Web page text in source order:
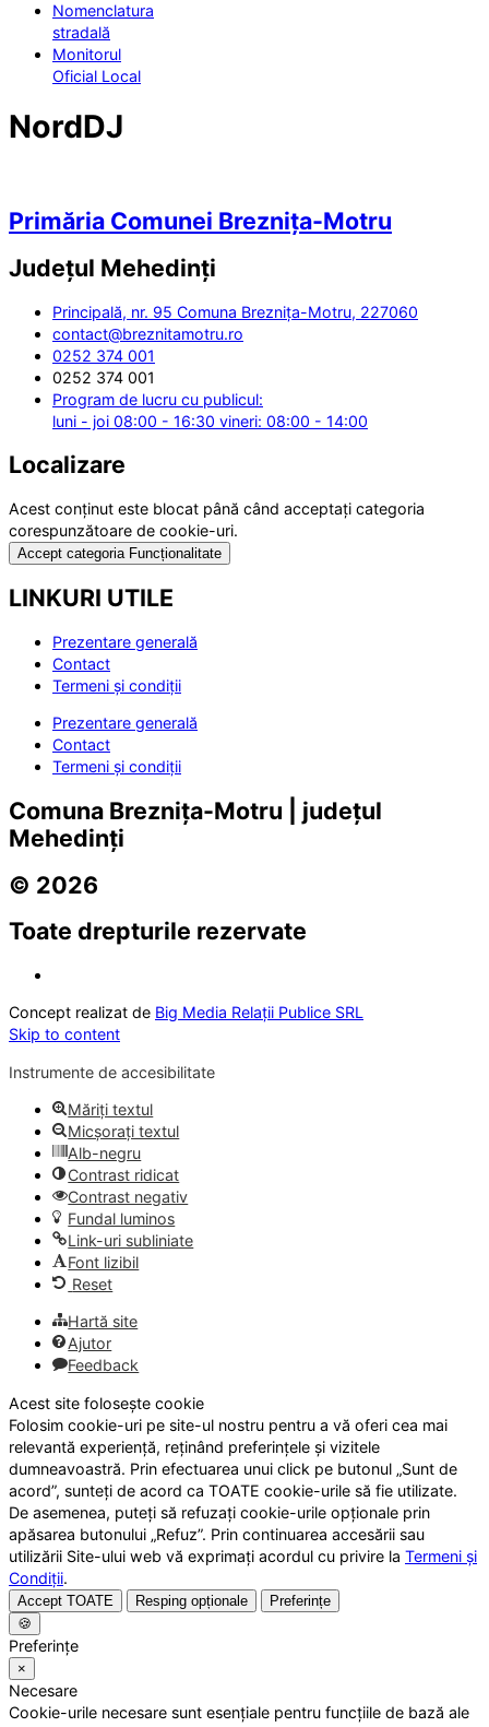
Nomenclatura
stradală
Monitorul
Oficial Local
NordDJ
Primăria Comunei Breznița-Motru
Județul Mehedinți
Principală, nr. 95 Comuna Breznița-Motru, 227060
contact@breznitamotru.ro
0252 374 001
0252 374 001
Program de lucru cu publicul:
luni - joi 08:00 - 16:30 vineri: 08:00 - 14:00
Localizare
Acest conținut este blocat până când acceptați categoria
corespunzătoare de cookie-uri.
Accept categoria Funcționalitate
LINKURI UTILE
Prezentare generală
Contact
Termeni și condiții
Prezentare generală
Contact
Termeni și condiții
Comuna Breznița-Motru | județul
Mehedinți
© 2026
Toate drepturile rezervate
Concept realizat de Big Media Relații Publice SRL
Skip to content
Instrumente de accesibilitate
Măriți textul
Micșorați textul
Alb-negru
Contrast ridicat
Contrast negativ
Fundal luminos
Link-uri subliniate
Font lizibil
Reset
Hartă site
Ajutor
Feedback
Acest site folosește cookie
Folosim cookie-uri pe site-ul nostru pentru a vă oferi cea mai
relevantă experiență, reținând preferințele și vizitele
dumneavoastră. Prin efectuarea unui click pe butonul „Sunt de
acord”, sunteți de acord ca TOATE cookie-urile să fie utilizate.
De asemenea, puteți să refuzați cookie-urile opționale prin
apăsarea butonului „Refuz”. Prin continuarea accesării sau
utilizării Site-ului web vă exprimați acordul cu privire la Termeni și
Condiții.
Accept TOATE Resping opționale
Preferințe
🍪
Preferințe
×
Necesare
Cookie-urile necesare sunt esențiale pentru funcțiile de bază ale